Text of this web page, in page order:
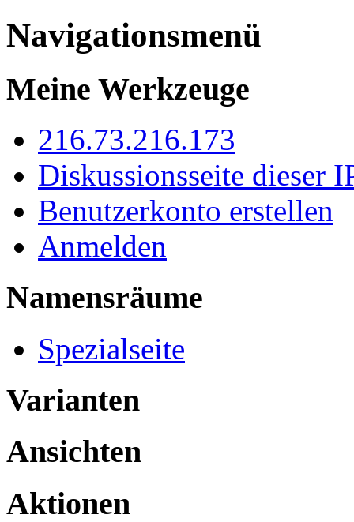
Navigationsmenü
Meine Werkzeuge
216.73.216.173
Diskussionsseite dieser
Benutzerkonto erstellen
Anmelden
Namensräume
Spezialseite
Varianten
Ansichten
Aktionen